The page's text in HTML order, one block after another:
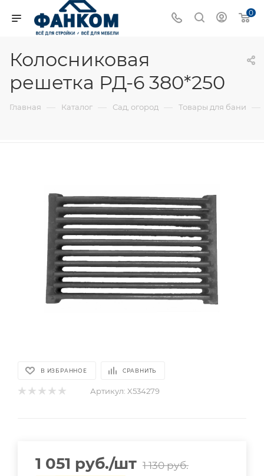
0
Колосниковая
решетка РД-6 380*250
Главная — Каталог — Сад, огород — Товары для бани —
В ИЗБРАННОЕ СРАВНИТЬ
Артикул: X534279
1 051 руб./шт 1 130руб.